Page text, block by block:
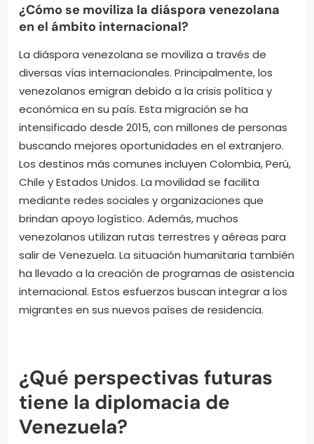
¿Cómo se moviliza la diáspora venezolana
en el ámbito internacional?
La diáspora venezolana se moviliza a través de
diversas vías internacionales. Principalmente, los
venezolanos emigran debido a la crisis política y
económica en su país. Esta migración se ha
intensificado desde 2015, con millones de personas
buscando mejores oportunidades en el extranjero.
Los destinos más comunes incluyen Colombia, Perú,
Chile y Estados Unidos. La movilidad se facilita
mediante redes sociales y organizaciones que
brindan apoyo logístico. Además, muchos
venezolanos utilizan rutas terrestres y aéreas para
salir de Venezuela. La situación humanitaria también
ha llevado a la creación de programas de asistencia
internacional. Estos esfuerzos buscan integrar a los
migrantes en sus nuevos países de residencia.
¿Qué perspectivas futuras
tiene la diplomacia de
Venezuela?